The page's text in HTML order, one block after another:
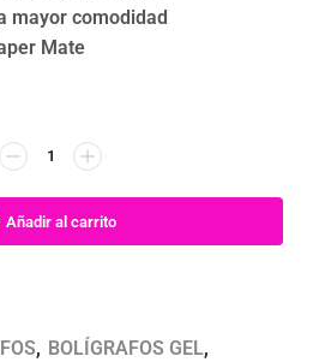
mayor comodidad
Mate
Añadir al carrito
, BOLÍGRAFOS GEL,